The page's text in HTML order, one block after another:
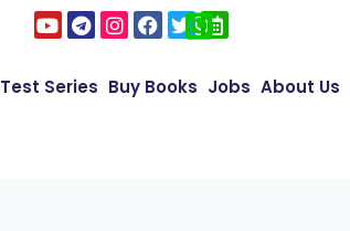
Test Series Buy Books Jobs About Us